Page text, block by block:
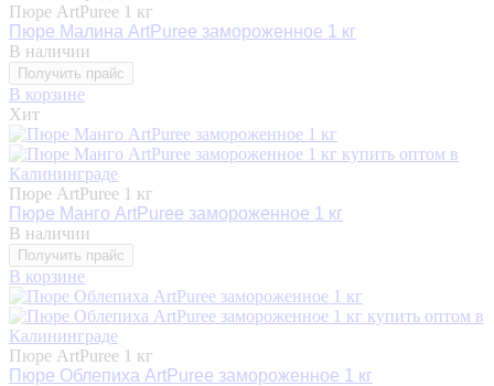
Пюре ArtPuree 1 кг
Пюре Малина ArtPuree замороженное 1 кг
В наличии
Получить прайс
В корзине
Хит
Пюре ArtPuree 1 кг
Пюре Манго ArtPuree замороженное 1 кг
В наличии
Получить прайс
В корзине
Пюре ArtPuree 1 кг
Пюре Облепиха ArtPuree замороженное 1 кг